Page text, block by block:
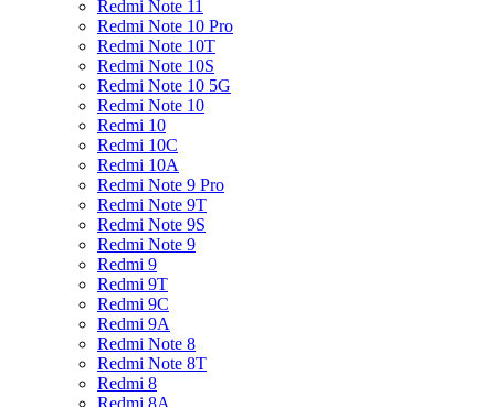
Redmi Note 11
Redmi Note 10 Pro
Redmi Note 10T
Redmi Note 10S
Redmi Note 10 5G
Redmi Note 10
Redmi 10
Redmi 10C
Redmi 10A
Redmi Note 9 Pro
Redmi Note 9T
Redmi Note 9S
Redmi Note 9
Redmi 9
Redmi 9T
Redmi 9C
Redmi 9A
Redmi Note 8
Redmi Note 8T
Redmi 8
Redmi 8A